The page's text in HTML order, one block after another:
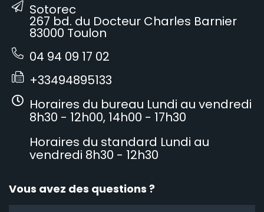
Sotorec
267 bd. du Docteur Charles Barnier
83000 Toulon
04 94 09 17 02
+33494895133
Horaires du bureau Lundi au vendredi
8h30 - 12h00, 14h00 - 17h30
Horaires du standard Lundi au
vendredi 8h30 - 12h30
Vous avez des questions ?